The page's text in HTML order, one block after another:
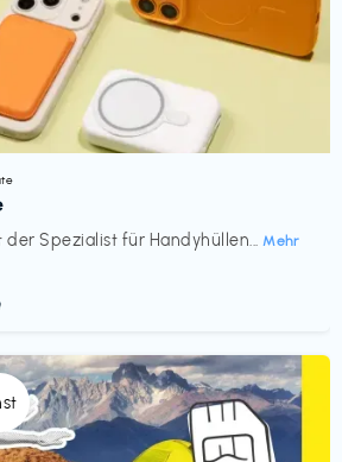
Spezialist für Handyhüllen... Mehr